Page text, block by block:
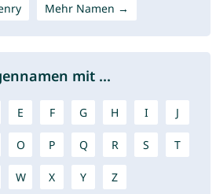
Mehr Namen →
mit ...
E F G H I J
O P Q R S T
W X Y Z